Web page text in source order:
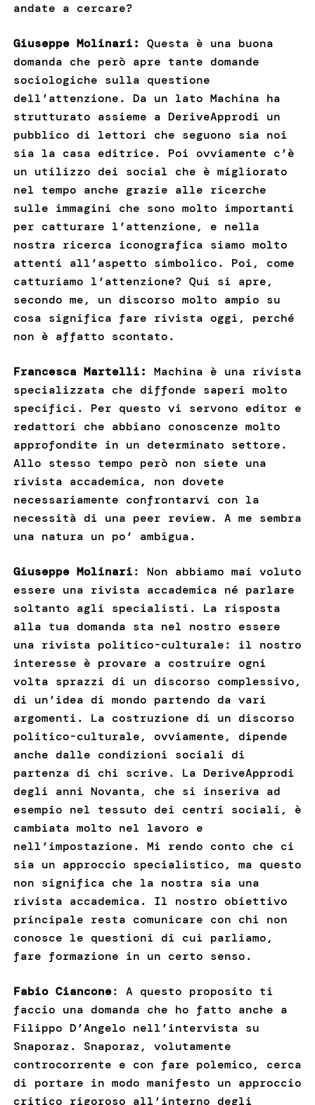
andate a cercare?
Giuseppe Molinari: Questa è una buona
domanda che però apre tante domande
sociologiche sulla questione
dell’attenzione. Da un lato Machina ha
strutturato assieme a DeriveApprodi un
pubblico di lettori che seguono sia noi
sia la casa editrice. Poi ovviamente c’è
un utilizzo dei social che è migliorato
nel tempo anche grazie alle ricerche
sulle immagini che sono molto importanti
per catturare l’attenzione, e nella
nostra ricerca iconografica siamo molto
attenti all’aspetto simbolico. Poi, come
catturiamo l’attenzione? Qui si apre,
secondo me, un discorso molto ampio su
cosa significa fare rivista oggi, perché
non è affatto scontato.
Francesca Martelli: Machina è una rivista
specializzata che diffonde saperi molto
specifici. Per questo vi servono editor e
redattori che abbiano conoscenze molto
approfondite in un determinato settore.
Allo stesso tempo però non siete una
rivista accademica, non dovete
necessariamente confrontarvi con la
necessità di una peer review. A me sembra
una natura un po’ ambigua.
Giuseppe Molinari: Non abbiamo mai voluto
essere una rivista accademica né parlare
soltanto agli specialisti. La risposta
alla tua domanda sta nel nostro essere
una rivista politico-culturale: il nostro
interesse è provare a costruire ogni
volta sprazzi di un discorso complessivo,
di un’idea di mondo partendo da vari
argomenti. La costruzione di un discorso
politico-culturale, ovviamente, dipende
anche dalle condizioni sociali di
partenza di chi scrive. La DeriveApprodi
degli anni Novanta, che si inseriva ad
esempio nel tessuto dei centri sociali, è
cambiata molto nel lavoro e
nell’impostazione. Mi rendo conto che ci
sia un approccio specialistico, ma questo
non significa che la nostra sia una
rivista accademica. Il nostro obiettivo
principale resta comunicare con chi non
conosce le questioni di cui parliamo,
fare formazione in un certo senso.
Fabio Ciancone: A questo proposito ti
faccio una domanda che ho fatto anche a
Filippo D’Angelo nell’intervista su
Snaporaz. Snaporaz, volutamente
controcorrente e con fare polemico, cerca
di portare in modo manifesto un approccio
critico rigoroso all’interno degli